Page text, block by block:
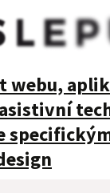
webu,